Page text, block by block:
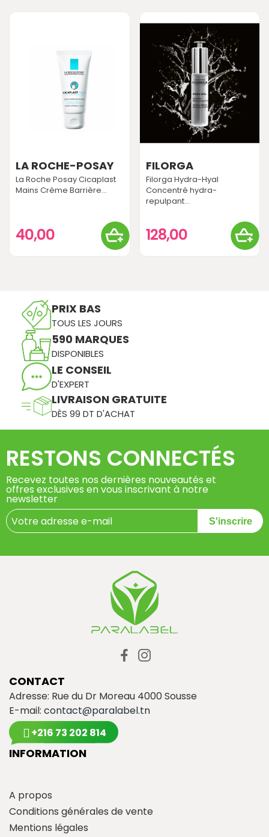
LA ROCHE-POSAY
La Roche Posay Cicaplast
Mains Crème Barrière...
40,00
FILORGA
Filorga Hydra-Hyal
Concentré hydra-
repulpant...
128,00
PRIX BAS
TOUS LES JOURS
590 MARQUES
DISPONIBLES
LE CONSEIL
D'EXPERT
LIVRAISON GRATUITE
DÈS 99 DT D'ACHAT
RESTONS CONNECTÉS
Recevez toutes nos dernières nouveautés et
offres exclusives en vous inscrivant à notre
newsletter
S'inscrire
CONTACT
Adresse: Rue du Dr Moreau 4000 Sousse
E-mail: contact@paralabel.tn
+216 73 202 814
INFORMATION
A propos
Conditions générales de vente
Mentions légales